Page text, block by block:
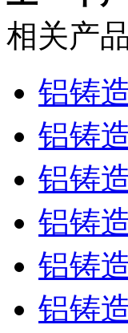
相关产品
铝铸
铝铸
铝铸
铝铸
铝铸
铝铸